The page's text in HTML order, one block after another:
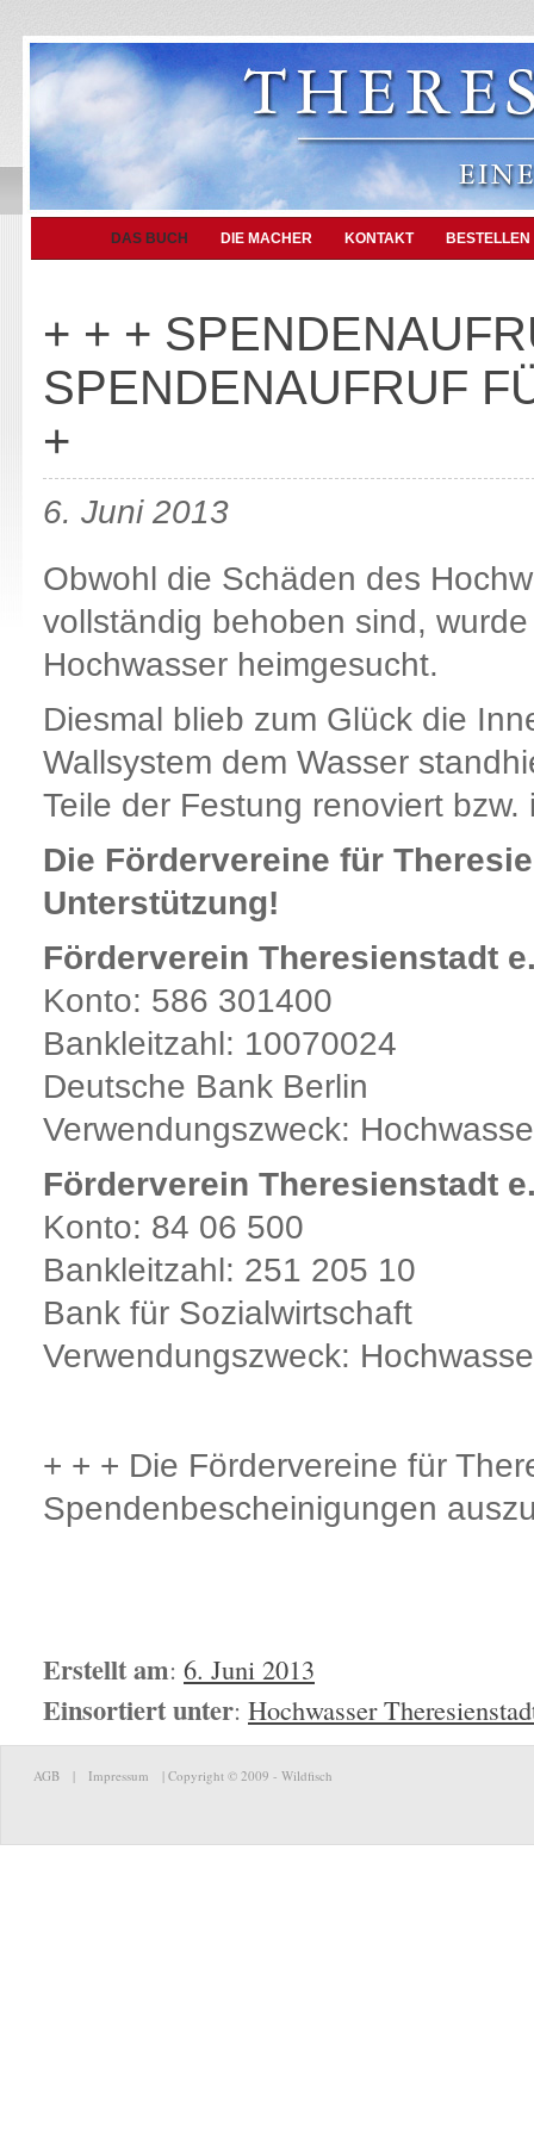
DAS BUCH DIE MACHER KONTAKT BESTELLEN
+ + +
SPENDENAUFRUF
+
6. Juni 2013
Obwohl die Schäden des
vollständig behoben sind,
Hochwasser heimgesucht.
Diesmal blieb zum Glück die
Wallsystem dem Wasser
Teile der Festung renoviert
Die Fördervereine für
Unterstützung!
Förderverein Theresienstadt
Konto: 586 301400
Bankleitzahl: 10070024
Deutsche Bank Berlin
Verwendungszweck:
Förderverein Theresienstadt
Konto: 84 06 500
Bankleitzahl: 251 205 10
Bank für Sozialwirtschaft
Verwendungszweck:
+ + + Die Fördervereine für
Spendenbescheinigungen
Erstellt am: 6. Juni 2013
Einsortiert unter: Hochwasser
AGB | Impressum | Copyright © 2009 - Wildfisch